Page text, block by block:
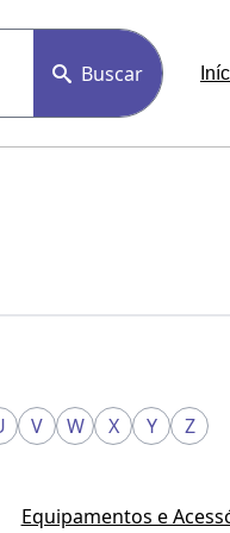
Buscar
V W X Y Z
Equipamentos e